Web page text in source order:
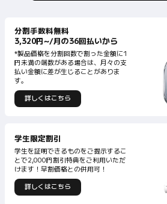
分割手数料無料
3,320円~/月の36回払いから
*製品価格を分割回数で割った金額に1
円未満の端数がある場合は、月々の支
払い金額に差が生じることがありま
詳しくはこちら
学生を証明できるものをご提示するこ
とで2,000円割引特典をご利用いただ
けます！早割価格との併用可！
詳しくはこちら